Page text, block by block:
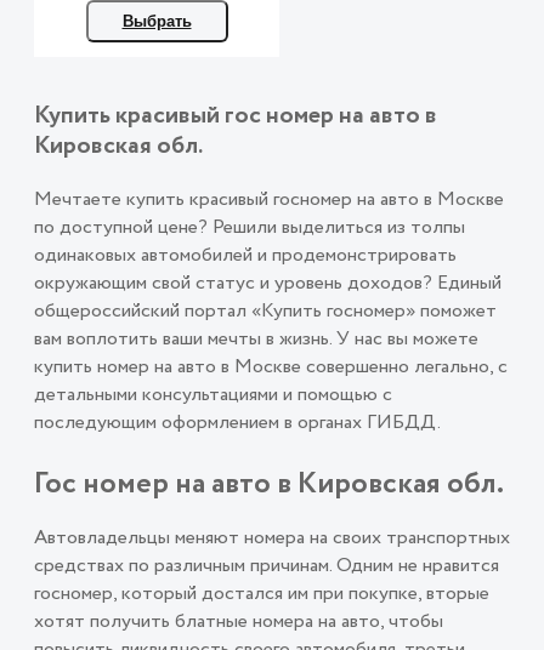
Выбрать
Купить красивый гос номер на авто в
Кировская обл.
Мечтаете купить красивый госномер на авто в Москве
по доступной цене? Решили выделиться из толпы
одинаковых автомобилей и продемонстрировать
окружающим свой статус и уровень доходов? Единый
общероссийский портал «Купить госномер» поможет
вам воплотить ваши мечты в жизнь. У нас вы можете
купить номер на авто в Москве совершенно легально, с
детальными консультациями и помощью с
последующим оформлением в органах ГИБДД.
Гос номер на авто в Кировская обл.
Автовладельцы меняют номера на своих транспортных
средствах по различным причинам. Одним не нравится
госномер, который достался им при покупке, вторые
хотят получить блатные номера на авто, чтобы